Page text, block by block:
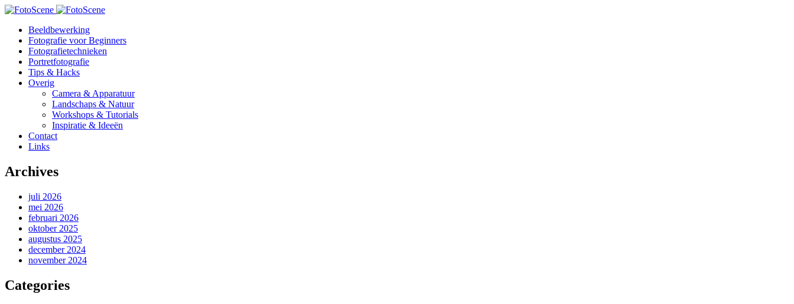
Beeldbewerking
Fotografie voor Beginners
Fotografietechnieken
Portretfotografie
Tips & Hacks
Overig
Camera & Apparatuur
Landschaps & Natuur
Workshops & Tutorials
Inspiratie & Ideeën
Contact
Links
Archives
juli 2026
mei 2026
februari 2026
oktober 2025
augustus 2025
december 2024
november 2024
Categories